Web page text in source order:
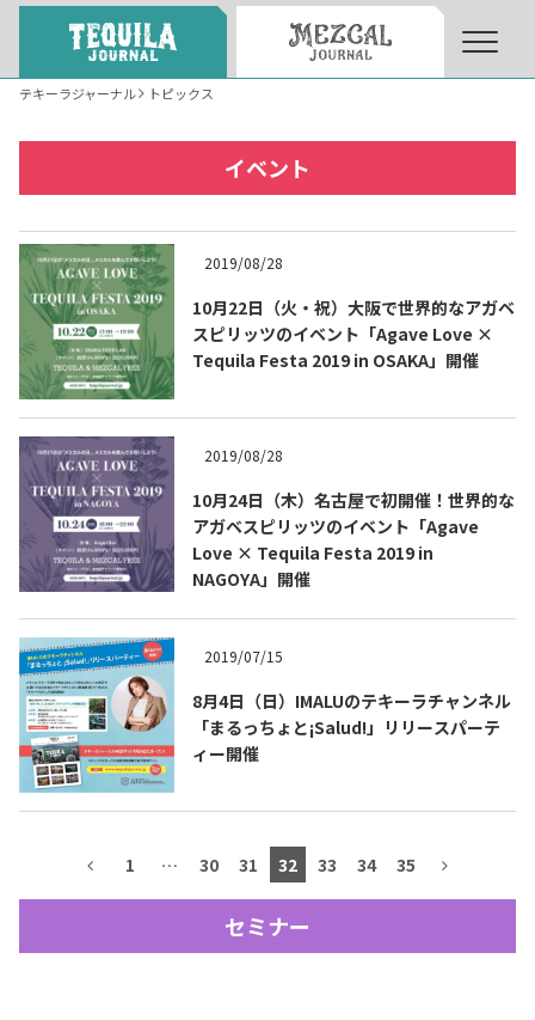
テキーラのつくり方 How to Make Tequila
テキーラマーケット
テキーラの飲み方
テキーラマップ
メキシコ料理
メキシコ旅行
メキシコの記念日
テキーラジャーナル トピックス
イベント
2019/08/28
10月22日（火・祝）大阪で世界的なアガベ
スピリッツのイベント「Agave Love ×
Tequila Festa 2019 in OSAKA」開催
2019/08/28
10月24日（木）名古屋で初開催！世界的な
アガベスピリッツのイベント「Agave
Love × Tequila Festa 2019 in
NAGOYA」開催
2019/07/15
8月4日（日）IMALUのテキーラチャンネル
「まるっちょと¡Salud!」リリースパーテ
ィー開催
1 … 30 31 32 33 34 35
セミナー